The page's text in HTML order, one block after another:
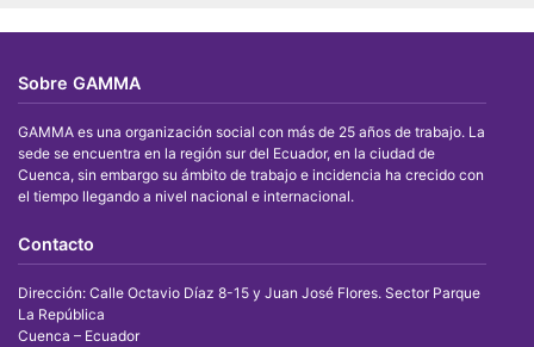
Sobre GAMMA
GAMMA es una organización social con más de 25 años de trabajo. La
sede se encuentra en la región sur del Ecuador, en la ciudad de
Cuenca, sin embargo su ámbito de trabajo e incidencia ha crecido con
el tiempo llegando a nivel nacional e internacional.
Contacto
Dirección: Calle Octavio Díaz 8-15 y Juan José Flores. Sector Parque
La República
Cuenca – Ecuador